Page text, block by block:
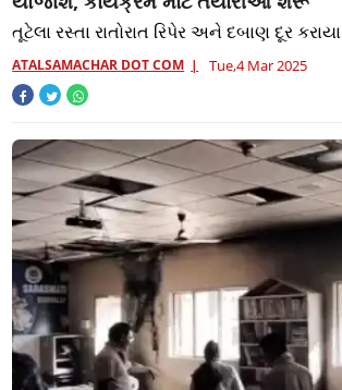
તૂટેલા રસ્તા રાતોરાત રિપેર અને દબાણ દૂર કરાયા
ATALSAMACHAR DOT COM Tue,4 Mar 2025